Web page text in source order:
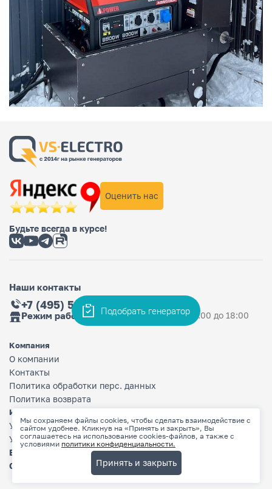
Оценить нас
Будьте всегда в курсе!
Наши контакты
+7 (495) 565-36-33
Режим работы магазинаЕжедневно: с 9:00 до 18:00
Компания
О компании
Контакты
Политика обработки перс. данных
Политика возврата
Информация
Условия оплаты
Условия доставки
Бренды
Сертификаты
Мы сохраняем файлы cookies, чтобы сделать взаимодействие с
сайтом удобнее. Кликнув на «Принять и закрыть», Вы
соглашаетесь на использование cookies-файлов, а также с
условиями политики конфиденциальности.
Принять и закрыть
Подобрать генератор